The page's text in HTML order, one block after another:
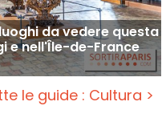
da vedere questa
e nell'Île-de-France
le guide : Cultura >